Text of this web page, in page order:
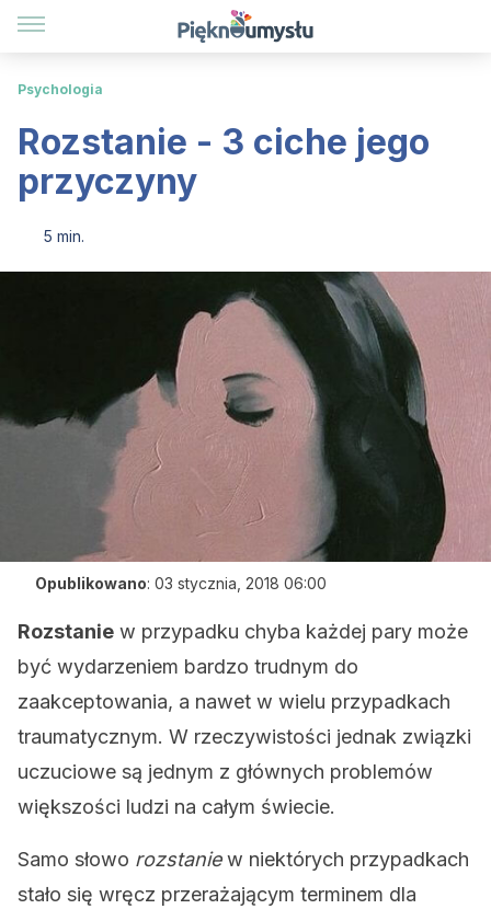
Psychologia
Rozstanie - 3 ciche jego
przyczyny
5 min.
Opublikowano: 03 stycznia, 2018 06:00
Rozstanie w przypadku chyba każdej pary może
być wydarzeniem bardzo trudnym do
zaakceptowania, a nawet w wielu przypadkach
traumatycznym. W rzeczywistości jednak związki
uczuciowe są jednym z głównych problemów
większości ludzi na całym świecie.
Samo słowo rozstaniew niektórych przypadkach
stało się wręcz przerażającym terminem dla